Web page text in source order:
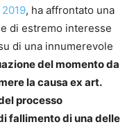
, ha affrontato una
di estremo interesse
di una innumerevole
del momento da
la causa ex art.
processo
fallimento di una delle